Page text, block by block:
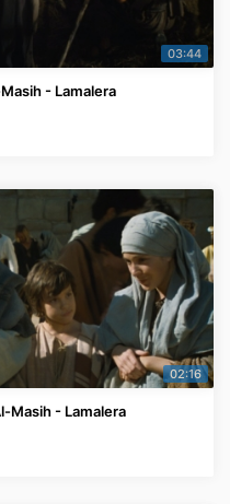
03:44
- Lamalera
02:16
Masih - Lamalera